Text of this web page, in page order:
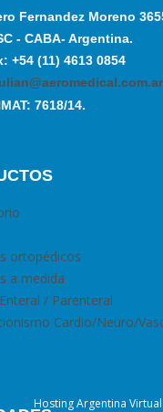
Fernandez Moreno
- CABA- Argentina.
+54 (11) 4613 0854
7618/14.
ortopédicos
a medida
/ Parenteral
Cardio/Neuro/
Hosting Argentina Virtual